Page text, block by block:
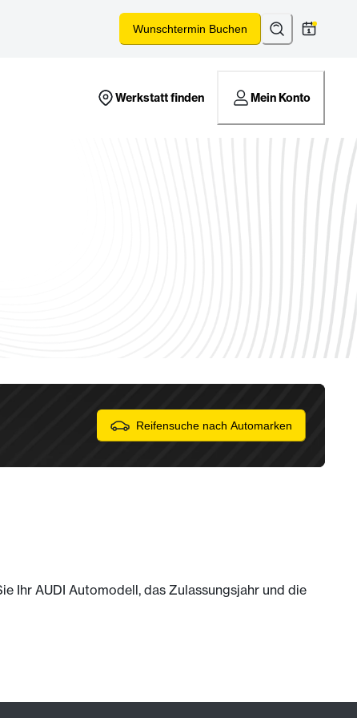
Wunschtermin Buchen Suchen*
Werkstatt finden Mein Konto
Reifensuche nach Automarken
Ihr AUDI Automodell, das Zulassungsjahr und die